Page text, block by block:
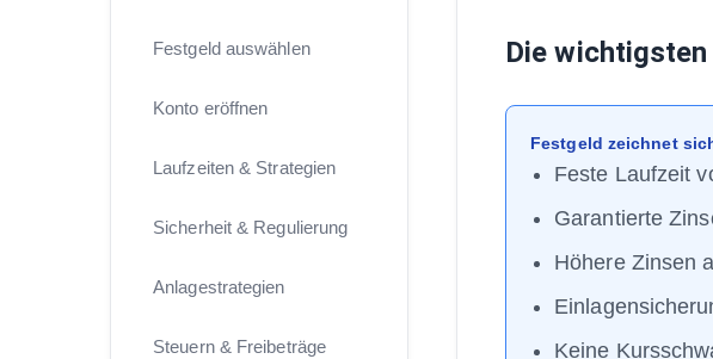
Festgeld auswählen
Konto eröffnen
Laufzeiten & Strategien
Sicherheit & Regulierung
Anlagestrategien
Steuern & Freibeträge
Die
Festgeld zeichnet
Feste Laufzeit
Garantierte
Höhere Zinsen
Keine